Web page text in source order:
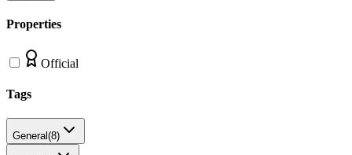
Properties
Official
Tags
General(8)